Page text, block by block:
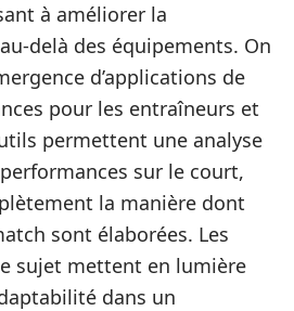
à améliorer la
delà des équipements. On
d’applications de
pour les entraîneurs et
permettent une analyse
sur le court,
la manière dont
sont élaborées. Les
sujet mettent en lumière
dans un